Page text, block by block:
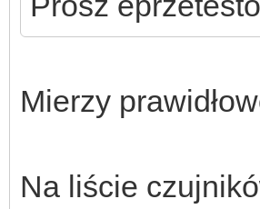
Mierzy
Na liście